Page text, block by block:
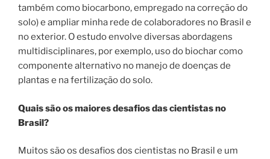
também como biocarbono, empregado na correção do
solo) e ampliar minha rede de colaboradores no Brasil e
no exterior. O estudo envolve diversas abordagens
multidisciplinares, por exemplo, uso do biochar como
componente alternativo no manejo de doenças de
plantas e na fertilização do solo.
Quais são os maiores desafios das cientistas no
Brasil?
Muitos são os desafios dos cientistas no Brasil e um